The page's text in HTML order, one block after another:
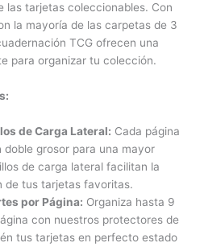
las tarjetas coleccionables. Con
la mayoría de las carpetas de 3
TCG ofrecen una
para organizar tu colección.
de Carga Lateral: Cada página
grosor para una mayor
de carga lateral facilitan la
de tus tarjetas favoritas.
por Página: Organiza hasta 9
con nuestros protectores de
tus tarjetas en perfecto estado